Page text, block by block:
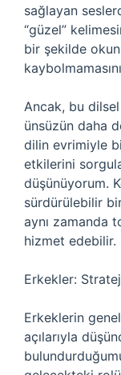
sağlayan
“güzel”
bir şekilde
Ancak, bu
ünsüzün daha
dilin evrimiyle
etkilerini
düşünüyorum.
sürdürülebilir
aynı zamanda
hizmet edebilir.
Erkekler:
Erkeklerin
açılarıyla